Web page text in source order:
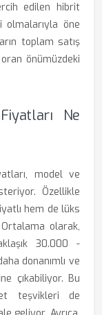
edilen hibrit
öne
toplam satış
önümüzdeki
Ne
model ve
Özellikle
hem de lüks
olarak,
30.000 -
donanımlı ve
çıkabiliyor. Bu
teşvikleri de